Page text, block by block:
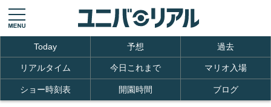
Today 予想 過去
リアルタイム 今日これまで マリオ入場
ショー時刻表 開園時間 ブログ